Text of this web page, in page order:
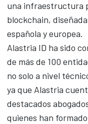
una infraestructura
blockchain,
española y europea.
Alastria ID ha sido
de más de 100
no solo a nivel
ya que Alastria
destacados
quienes han